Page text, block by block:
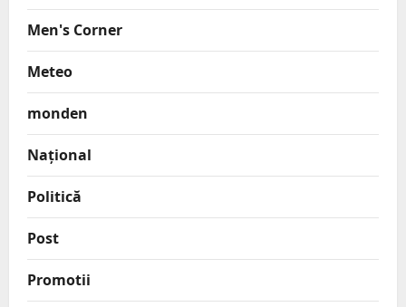
Men's Corner
Meteo
monden
Național
Politică
Post
Promotii